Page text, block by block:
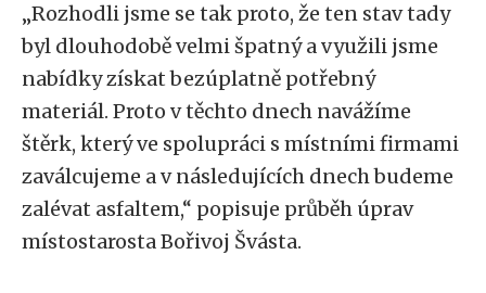
„Rozhodli jsme se tak proto, že ten stav tady
byl dlouhodobě velmi špatný a využili jsme
nabídky získat bezúplatně potřebný
materiál. Proto v těchto dnech navážíme
štěrk, který ve spolupráci s místními firmami
zaválcujeme a v následujících dnech budeme
zalévat asfaltem,“ popisuje průběh úprav
místostarosta Bořivoj Švásta.